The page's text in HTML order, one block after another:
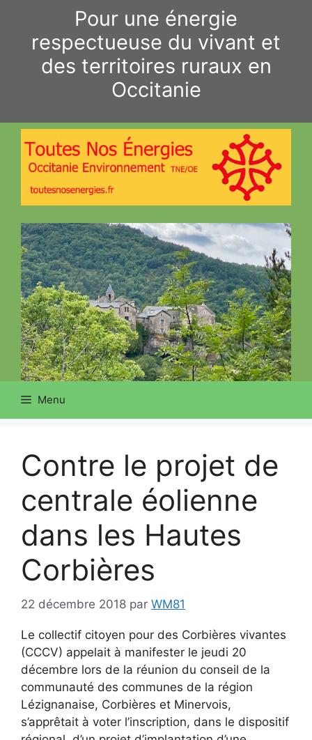
contenu
Pour une énergie
respectueuse du vivant et
des territoires ruraux en
Occitanie
Menu
Contre le projet de
centrale éolienne
dans les Hautes
Corbières
22 décembre 2018 par WM81
Le collectif citoyen pour des Corbières vivantes
(CCCV) appelait à manifester le jeudi 20
décembre lors de la réunion du conseil de la
communauté des communes de la région
Lézignanaise, Corbières et Minervois,
s’apprêtait à voter l’inscription, dans le dispositif